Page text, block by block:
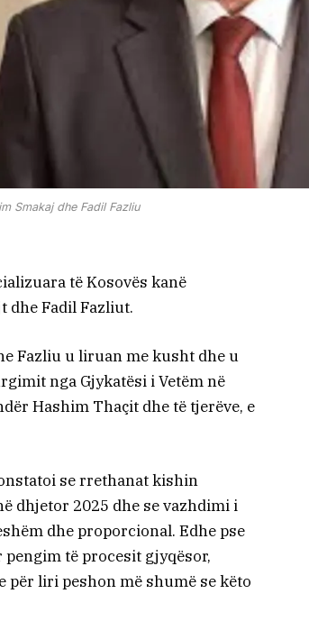
Smakaj dhe Fadil Fazliu
të Kosovës kanë
dhe Fadil Fazliut.
Fazliu u liruan me kusht dhe u
nga Gjykatësi i Vetëm në
Hashim Thaçit dhe të tjerëve, e
se rrethanat kishin
dhjetor 2025 dhe se vazhdimi i
dhe proporcional. Edhe pse
të procesit gjyqësor,
liri peshon më shumë se këto